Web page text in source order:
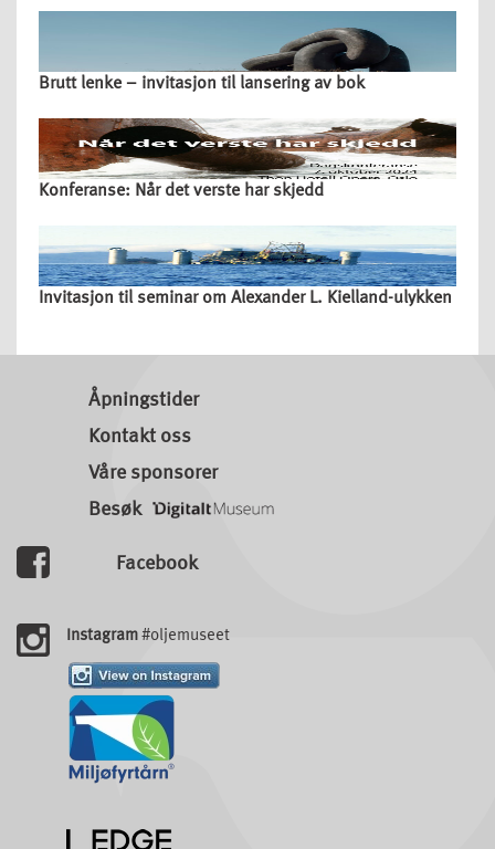
Brutt lenke – invitasjon til lansering av bok
Konferanse: Når det verste har skjedd
Invitasjon til seminar om Alexander L. Kielland-ulykken
Åpningstider
Kontakt oss
Våre sponsorer
Besøk
Facebook
Instagram#oljemuseet